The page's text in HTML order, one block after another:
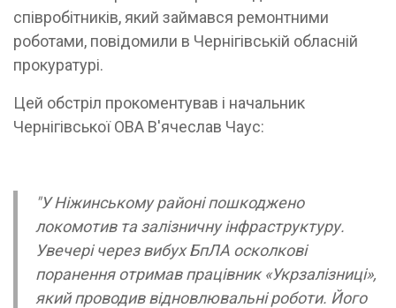
співробітників, який займався ремонтними
роботами, повідомили в Чернігівській обласній
прокуратурі.
Цей обстріл прокоментував і начальник
Чернігівської ОВА В'ячеслав Чаус:
"У Ніжинському районі пошкоджено
локомотив та залізничну інфраструктуру.
Увечері через вибух БпЛА осколкові
поранення отримав працівник «Укрзалізниці»,
який проводив відновлювальні роботи. Його